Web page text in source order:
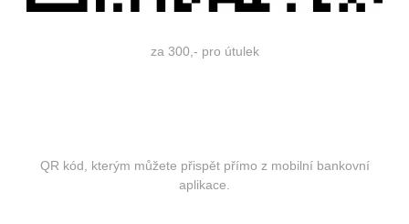
za 300,- pro útulek
QR kód, kterým můžete přispět přímo z mobilní bankovní
aplikace.